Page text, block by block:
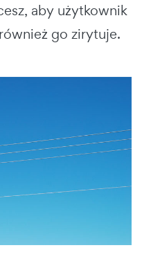
aby użytkownik
go zirytuje.